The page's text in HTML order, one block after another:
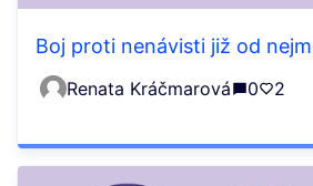
Boj proti nenávisti již od
Renata Kráčmarová 0 2